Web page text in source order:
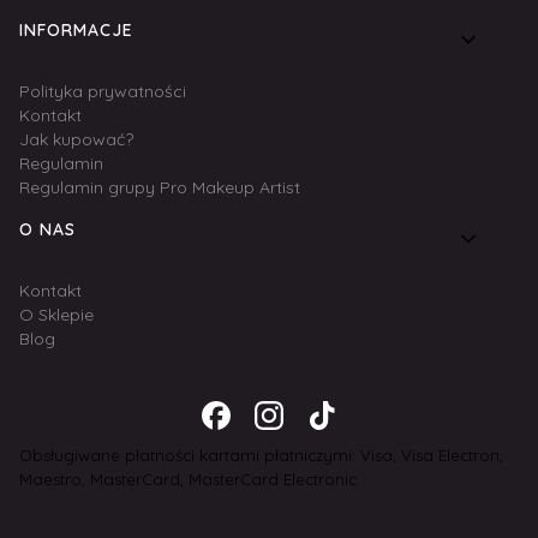
INFORMACJE
Polityka prywatności
Kontakt
Jak kupować?
Regulamin
Regulamin grupy Pro Makeup Artist
O NAS
Kontakt
O Sklepie
Blog
Obsługiwane płatności kartami płatniczymi: Visa, Visa Electron,
Maestro, MasterCard, MasterCard Electronic.